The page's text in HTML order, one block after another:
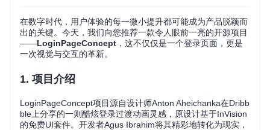
在数字时代，用户体验的每一微小提升都可能成为产品脱颖而
出的关键。今天，我们向您推荐一款令人眼前一亮的开源项目
——LoginPageConcept ，这不仅仅是一个登录页面，更是
一次视觉与交互的革新。
1. 项目介绍
LoginPageConcept项目源自设计师Anton Aheichanka在Dribb
ble上分享的一则酷炫登录过渡动画灵感，原设计基于InVision
的免费UI套件。开发者Agus Ibrahim将其精彩地转化为现实，